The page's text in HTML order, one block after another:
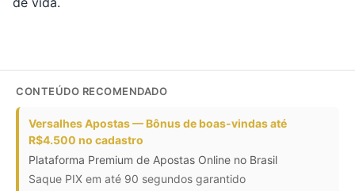
CONTEÚDO RECOMENDADO
Versalhes Apostas — Bônus de boas-vindas até
R$4.500 no cadastro
Plataforma Premium de Apostas Online no Brasil
Saque PIX em até 90 segundos garantido